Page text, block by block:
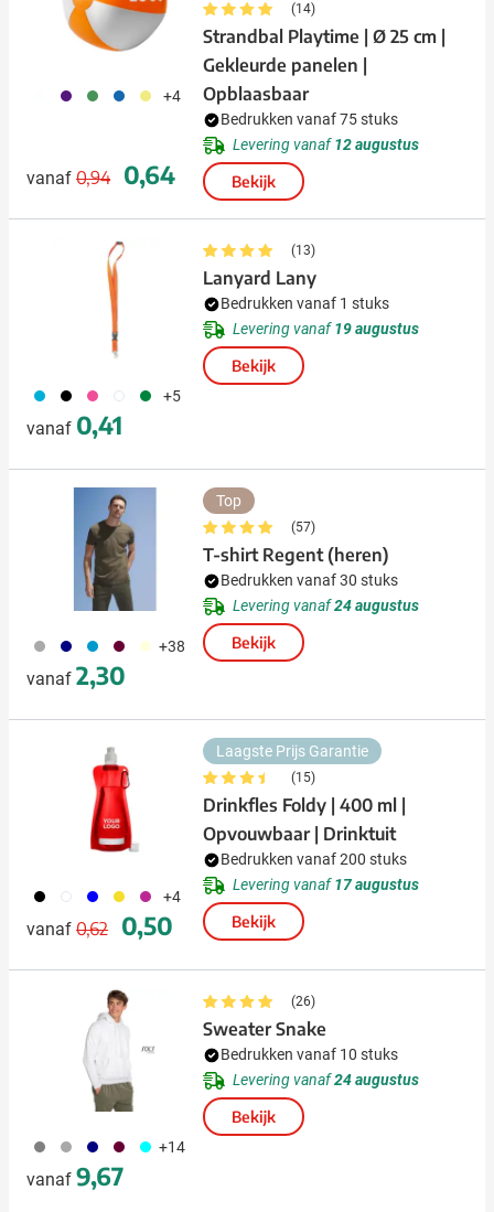
024 004 005 006 +4
vanaf
Normale prijs
0,94
Speciale prijs
0,64
(14)
Strandbal Playtime | Ø 25 cm |
Gekleurde panelen |
Opblaasbaar
Bedrukken vanaf 75 stuks
Levering vanaf12 augustus
Bekijk
033 001 046 002 004 +5
vanaf 0,41
(13)
Lanyard Lany
Bedrukken vanaf 1 stuks
Levering vanaf19 augustus
Bekijk
491 492 130 010 056 +38
vanaf 2,30
Top
(57)
T-shirt Regent (heren)
Bedrukken vanaf 30 stuks
Levering vanaf24 augustus
Bekijk
001 002 005 006 017 +4
vanaf
Normale prijs
0,62
Speciale prijs
0,50
Laagste Prijs Garantie
(15)
Drinkfles Foldy | 400 ml |
Opvouwbaar | Drinktuit
Bedrukken vanaf 200 stuks
Levering vanaf17 augustus
Bekijk
929 491 492 010 166 +14
vanaf 9,67
(26)
Sweater Snake
Bedrukken vanaf 10 stuks
Levering vanaf24 augustus
Bekijk